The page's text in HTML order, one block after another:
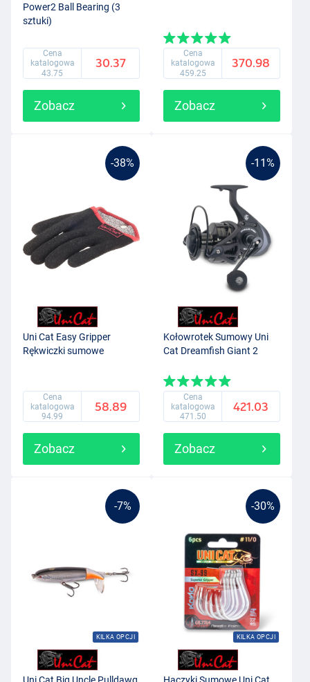
Power2 Ball Bearing (3
sztuki)
Cena
katalogowa
43.75
30.37
Zobacz
Cena
katalogowa
459.25
370.98
Zobacz
-38%
Uni Cat Easy Gripper
Rękwiczki sumowe
Cena
katalogowa
94.99
58.89
Zobacz
-11%
Kołowrotek Sumowy Uni
Cat Dreamfish Giant 2
Cena
katalogowa
471.50
421.03
Zobacz
-7%
KILKA OPCJI
-30%
KILKA OPCJI